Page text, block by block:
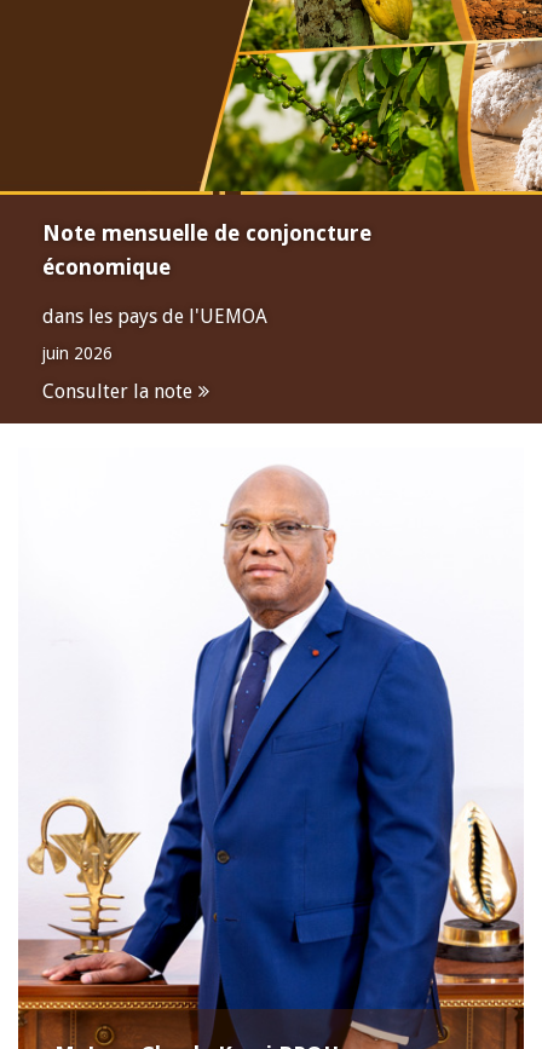
Note mensuelle de conjoncture
économique
dans les pays de l'UEMOA
juin 2026
Consulter la note